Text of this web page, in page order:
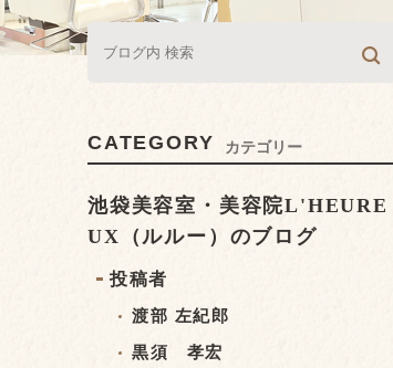
CATEGORY カテゴリー
池袋美容室・美容院L'HEURE
UX（ルルー）のブログ
投稿者
渡部 左紀郎
黒須 孝宏